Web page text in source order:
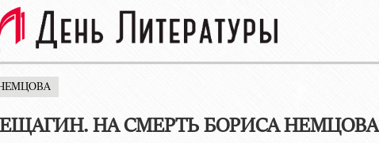
НА СМЕРТЬ БОРИСА НЕМЦОВА